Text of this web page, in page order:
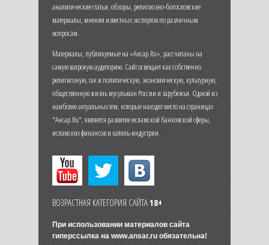
аналитические статьи, обзоры, религиозно-богословские
материалы, мнения известных экспертов по различным
вопросам.
Материалы, публикуемые на «Ансар.Ru», рассчитаны на
самую широкую аудиторию. Сайт освещает как собственно
религиозную, так и политическую, экономическую, культурную,
общественную жизнь мусульман России и зарубежья. Одной из
наиболее актуальных тем, которые находят место на страницах
"Ансар.Ru", является развитие исламской банковской сферы,
исламских финансов и халяль-индустрии.
ВОЗРАСТНАЯ КАТЕГОРИЯ САЙТА18+
При использовании материалов сайта
гиперссылка на www.ansar.ruобязательна!